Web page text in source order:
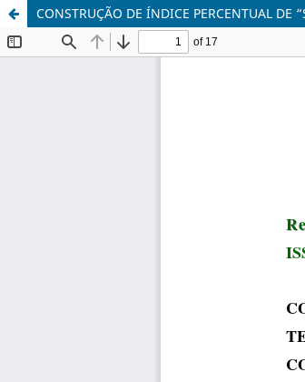
CONSTRUÇÃO DE ÍNDICE PERCENTUAL DE